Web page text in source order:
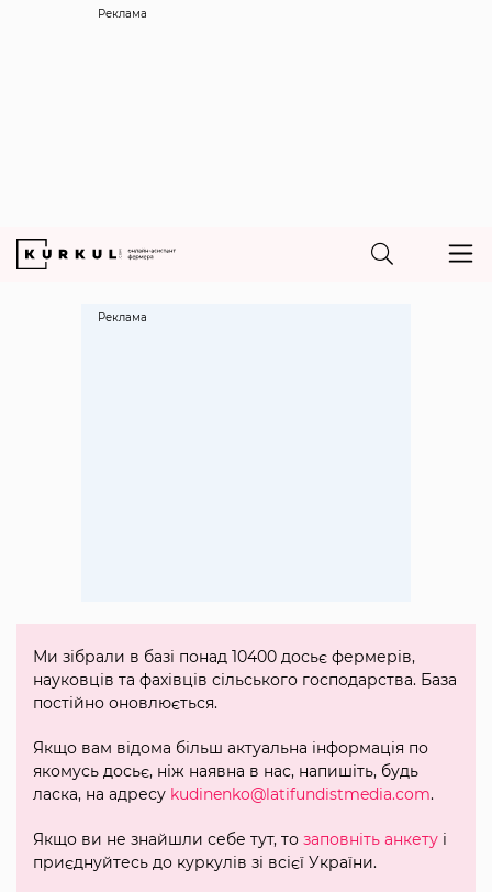
Реклама
Ми зібрали в базі понад 10400 досьє фермерів,
науковців та фахівців сільського господарства. База
постійно оновлюється.
Якщо вам відома більш актуальна інформація по
якомусь досьє, ніж наявна в нас, напишіть, будь
ласка, на адресу kudinenko@latifundistmedia.com.
Якщо ви не знайшли себе тут, то заповніть анкету і
приєднуйтесь до куркулів зі всієї України.
Реклама